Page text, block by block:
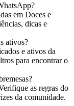
em Doces e
dicas e
ativos?
e ativos da
para encontrar o
as regras do
da comunidade.